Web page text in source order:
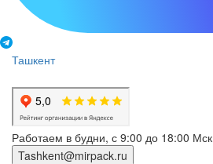
Ташкент
Работаем в будни, с 9:00 до 18:00 Мск
Tashkent@mirpack.ru